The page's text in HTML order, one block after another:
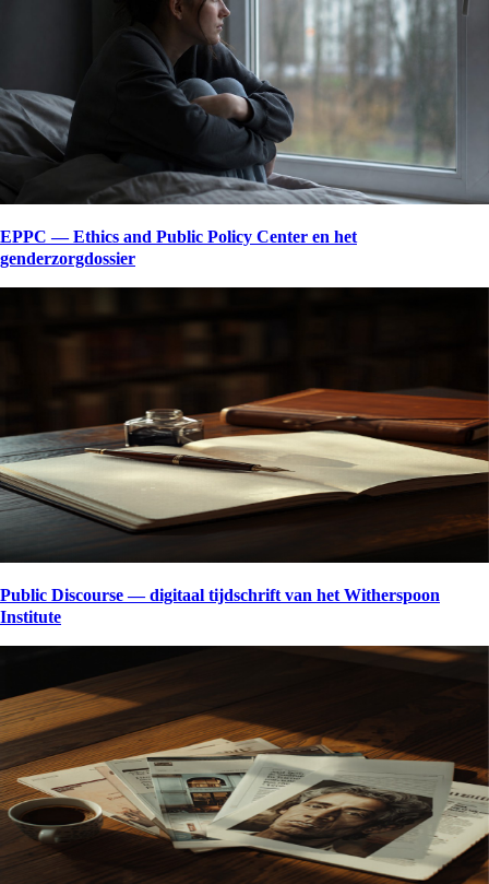
EPPC — Ethics and Public Policy Center en het
genderzorgdossier
Public Discourse — digitaal tijdschrift van het Witherspoon
Institute